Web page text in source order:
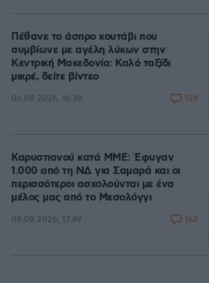
Πέθανε το άσπρο κουτάβι που
συμβίωνε με αγέλη λύκων στην
Κεντρική Μακεδονία: Καλό ταξίδι
μικρέ, δείτε βίντεο
06.08.2026, 16:39 159
Καρυστιανού κατά ΜΜΕ: Έφυγαν
1.000 από τη ΝΔ για Σαμαρά και οι
περισσότεροι ασχολούνται με ένα
μέλος μας από το Μεσολόγγι
06.08.2026, 17:49 162